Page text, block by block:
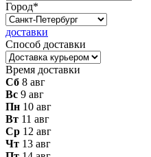
Город*
доставки
Способ доставки
Время доставки
Сб 8 авг
Вс 9 авг
Пн 10 авг
Вт 11 авг
Ср 12 авг
Чт 13 авг